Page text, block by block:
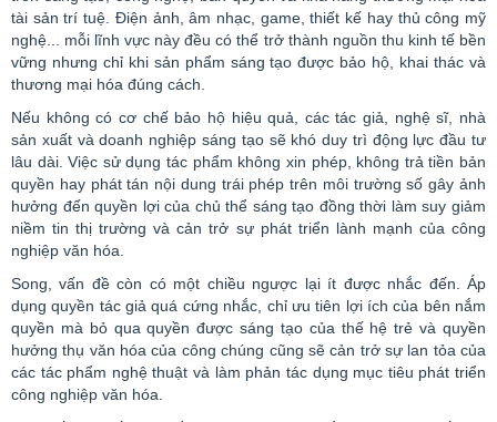
tài sản trí tuệ. Điện ảnh, âm nhạc, game, thiết kế hay thủ công mỹ
nghệ... mỗi lĩnh vực này đều có thể trở thành nguồn thu kinh tế bền
vững nhưng chỉ khi sản phẩm sáng tạo được bảo hộ, khai thác và
thương mại hóa đúng cách.
Nếu không có cơ chế bảo hộ hiệu quả, các tác giả, nghệ sĩ, nhà
sản xuất và doanh nghiệp sáng tạo sẽ khó duy trì động lực đầu tư
lâu dài. Việc sử dụng tác phẩm không xin phép, không trả tiền bản
quyền hay phát tán nội dung trái phép trên môi trường số gây ảnh
hưởng đến quyền lợi của chủ thể sáng tạo đồng thời làm suy giảm
niềm tin thị trường và cản trở sự phát triển lành mạnh của công
nghiệp văn hóa.
Song, vấn đề còn có một chiều ngược lại ít được nhắc đến. Áp
dụng quyền tác giả quá cứng nhắc, chỉ ưu tiên lợi ích của bên nắm
quyền mà bỏ qua quyền được sáng tạo của thế hệ trẻ và quyền
hưởng thụ văn hóa của công chúng cũng sẽ cản trở sự lan tỏa của
các tác phẩm nghệ thuật và làm phản tác dụng mục tiêu phát triển
công nghiệp văn hóa.